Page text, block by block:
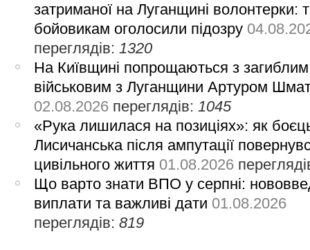
затриманої на Луганщині волонтерки:
бойовикам оголосили підозру
переглядів:1320
На Київщині попрощаються з загиблим
військовим з Луганщини Артуром
02.08.2026 переглядів:1045
«Рука лишилася на позиціях»: як
Лисичанська після ампутації
цивільного життя 01.08.2026
Що варто знати ВПО у серпні:
виплати та важливі дати 01.08.2026
переглядів:819